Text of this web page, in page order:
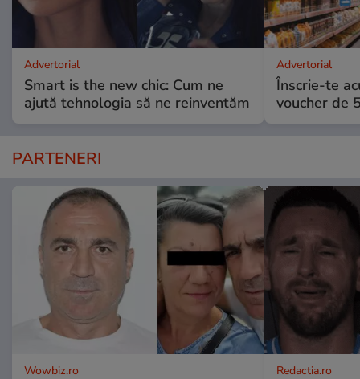
Advertorial
Smart is the new chic: Cum ne
ajută tehnologia să ne reinventăm
Advertorial
Înscrie-te
voucher de
PARTENERI
Wowbiz.ro Redactia.ro